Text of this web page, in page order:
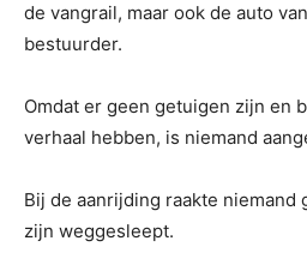
de vangrail, maar ook de auto
bestuurder.
Omdat er geen getuigen zijn en
verhaal hebben, is niemand
Bij de aanrijding raakte niemand
zijn weggesleept.